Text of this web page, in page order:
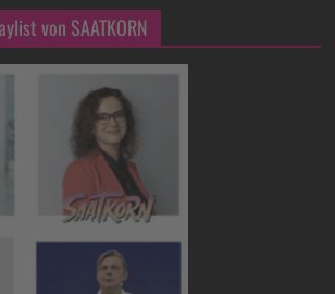
von SAATKORN